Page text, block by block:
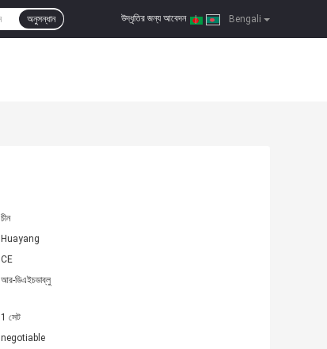
Bengali
উদ্ধৃতির জন্য আবেদন |
অনুসন্ধান
চীন
Huayang
CE
আর-ডিএইচডাব্লু
1 সেট
negotiable